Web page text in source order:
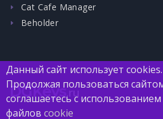
Cat Cafe Manager
Beholder
DGKeys.ru
Данный сайт использует cookies.
Продолжая пользоваться
соглашаетесь с использованием
файлов cookie